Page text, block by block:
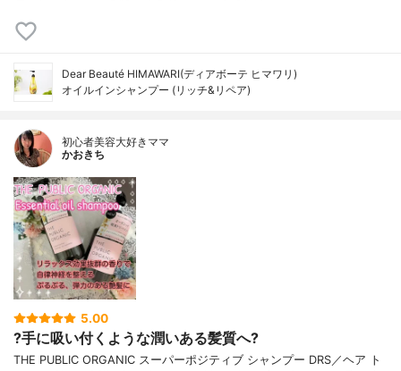
Dear Beauté HIMAWARI(ディアボーテ ヒマワリ)
オイルインシャンプー (リッチ&リペア)
初心者美容大好きママ
かおきち
5.00
?手に吸い付くような潤いある髪質へ?
THE PUBLIC ORGANIC スーパーポジティブ シャンプー DRS／ヘア ト